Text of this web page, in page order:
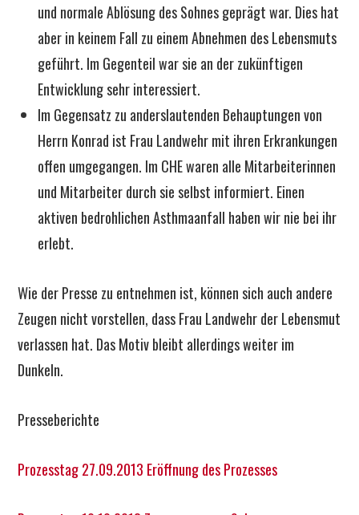
und normale Ablösung des Sohnes geprägt war. Dies hat
aber in keinem Fall zu einem Abnehmen des Lebensmuts
geführt. Im Gegenteil war sie an der zukünftigen
Entwicklung sehr interessiert.
Im Gegensatz zu anderslautenden Behauptungen von
Herrn Konrad ist Frau Landwehr mit ihren Erkrankungen
offen umgegangen. Im CHE waren alle Mitarbeiterinnen
und Mitarbeiter durch sie selbst informiert. Einen
aktiven bedrohlichen Asthmaanfall haben wir nie bei ihr
erlebt.
Wie der Presse zu entnehmen ist, können sich auch andere
Zeugen nicht vorstellen, dass Frau Landwehr der Lebensmut
verlassen hat. Das Motiv bleibt allerdings weiter im
Dunkeln.
Presseberichte
Prozesstag 27.09.2013 Eröffnung des Prozesses